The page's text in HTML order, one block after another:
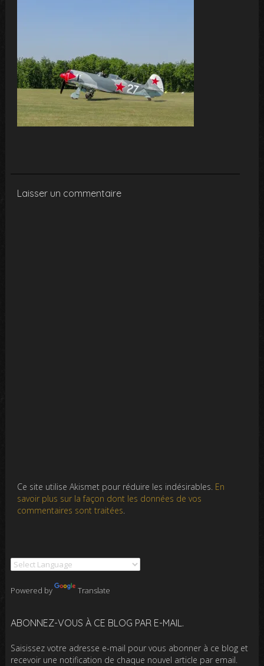
Laisser un commentaire
Ce site utilise Akismet pour réduire les indésirables. En
savoir plus sur la façon dont les données de vos
commentaires sont traitées.
Powered by Translate
ABONNEZ-VOUS À CE BLOG PAR E-MAIL.
Saisissez votre adresse e-mail pour vous abonner à ce blog et
recevoir une notification de chaque nouvel article par email.